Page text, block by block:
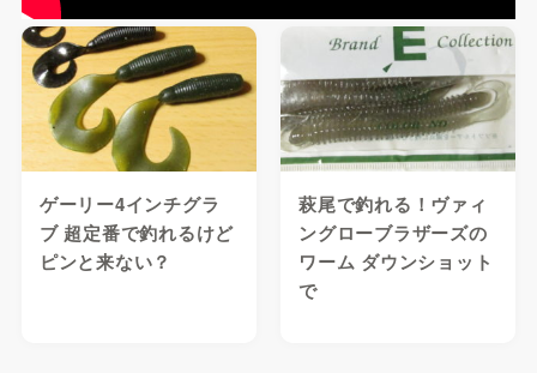
ゲーリー4インチグラ
ブ 超定番で釣れるけど
ピンと来ない？
萩尾で釣れる！ヴァィ
ングローブラザーズの
ワーム ダウンショット
で